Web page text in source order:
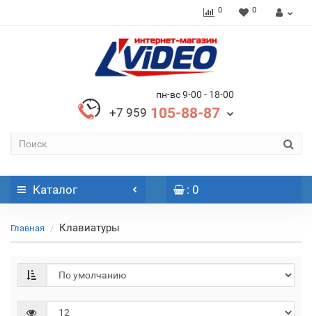
0 0
пн-вс 9-00 - 18-00
+7 959 105-88-87
Каталог : 0
Главная Клавиатуры